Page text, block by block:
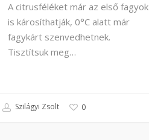
A citrusféléket már az első fagyok
is károsíthatják, 0°C alatt már
fagykárt szenvedhetnek.
Tisztítsuk meg…
Szilágyi Zsolt 0